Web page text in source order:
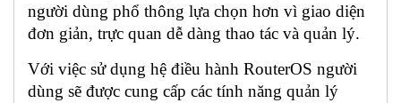
người dùng phổ thông lựa chọn hơn vì giao diện
đơn giản, trực quan dễ dàng thao tác và quản lý.
Với việc sử dụng hệ điều hành RouterOS người
dùng sẽ được cung cấp các tính năng quản lý